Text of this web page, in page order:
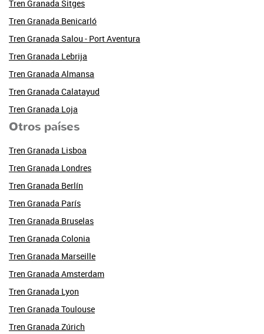
Tren Granada Sitges
Tren Granada Benicarló
Tren Granada Salou - Port Aventura
Tren Granada Lebrija
Tren Granada Almansa
Tren Granada Calatayud
Tren Granada Loja
Otros países
Tren Granada Lisboa
Tren Granada Londres
Tren Granada Berlín
Tren Granada París
Tren Granada Bruselas
Tren Granada Colonia
Tren Granada Marseille
Tren Granada Amsterdam
Tren Granada Lyon
Tren Granada Toulouse
Tren Granada Zúrich